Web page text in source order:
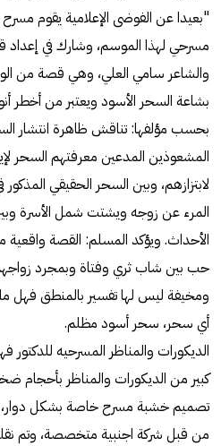
"بعيدا عن الفوضى الإعلامية يقوم
مسرحي لهذا الموسم، وشارك في إعداد
والشاعر سامي العلي، وهي قصة من
بشاعة السحر الأسود ويعتبر من أخطر
بحسب مؤلفها: تناقش ظاهرة انتشار
المشعوذين المدعين معرفتهم السحر
لابتزازهم، وبين السحر الحقيقي
المرء عن زوجه ويشتت شمل الأسرة
الأحداث. ويؤكد المسلم: القصة واقعية
حب بين شاب ثري وفتاة وبمجرد
ومخيفة ليس لها تفسير بالمنطق فهل
أي سحر، سحر أسود مظلم.
الديكورات والمناظر المسرحيه
كبير من الديكورات والمناظر
تصميم خشبة مسرح خاصة بشكل دوار،
من قبل شركة اجنبية متخصصة، وتم